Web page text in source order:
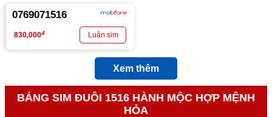
0769071516
830,000đ
Xem thêm
BẢNG SIM ĐUÔI 1516 HÀNH MỘC HỢP MỆNH
HỎA